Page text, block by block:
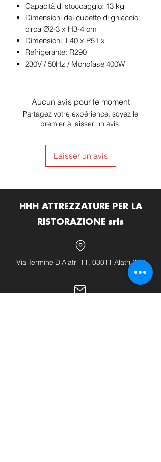
Capacità di stoccaggio: 13 kg
Dimensioni del cubetto di ghiaccio:
circa Ø2-3 x H3-4 cm
Dimensioni: L40 x P51 x
Refrigerante: R290
230V / 50Hz / Monofase 400W
Aucun avis pour le moment
Partagez votre expérience, soyez le
premier à laisser un avis.
Laisser un avis
HHH ATTREZZATURE PER LA
RISTORAZIONE srls
Via Termine D'Alatri 11, 03011 Alatri (FR)